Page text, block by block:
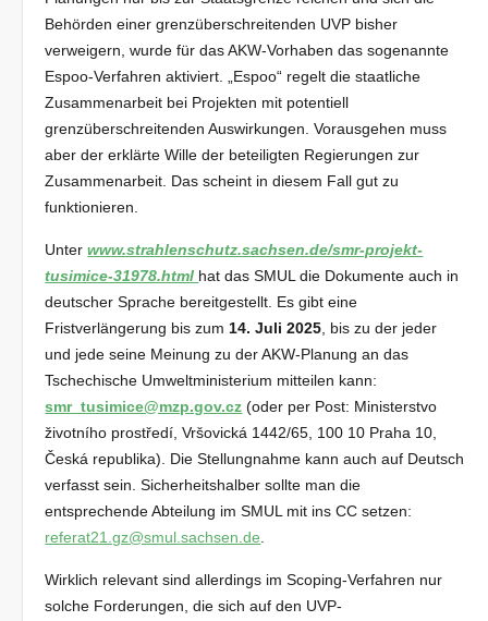
Behörden einer grenzüberschreitenden UVP bisher
verweigern, wurde für das AKW-Vorhaben das sogenannte
Espoo-Verfahren aktiviert. „Espoo“ regelt die staatliche
Zusammenarbeit bei Projekten mit potentiell
grenzüberschreitenden Auswirkungen. Vorausgehen muss
aber der erklärte Wille der beteiligten Regierungen zur
Zusammenarbeit. Das scheint in diesem Fall gut zu
funktionieren.
Unterwww.strahlenschutz.sachsen.de/smr-projekt-
tusimice-31978.html hat das SMUL die Dokumente auch in
deutscher Sprache bereitgestellt. Es gibt eine
Fristverlängerung bis zum 14. Juli 2025 , bis zu der jeder
und jede seine Meinung zu der AKW-Planung an das
Tschechische Umweltministerium mitteilen kann:
smr_tusimice@mzp.gov.cz (oder per Post: Ministerstvo
životního prostředí, Vršovická 1442/65, 100 10 Praha 10,
Česká republika). Die Stellungnahme kann auch auf Deutsch
verfasst sein. Sicherheitshalber sollte man die
entsprechende Abteilung im SMUL mit ins CC setzen:
referat21.gz@smul.sachsen.de
Wirklich relevant sind allerdings im Scoping-Verfahren nur
solche Forderungen, die sich auf den UVP-